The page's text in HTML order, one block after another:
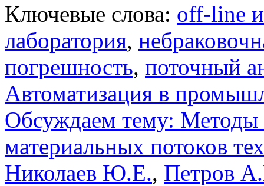
Ключевые слова: off-line
лаборатория,
погрешность, поточный
Автоматизация в
Обсуждаем тему: Методы
материальных потоков
Николаев Ю.Е., Петров